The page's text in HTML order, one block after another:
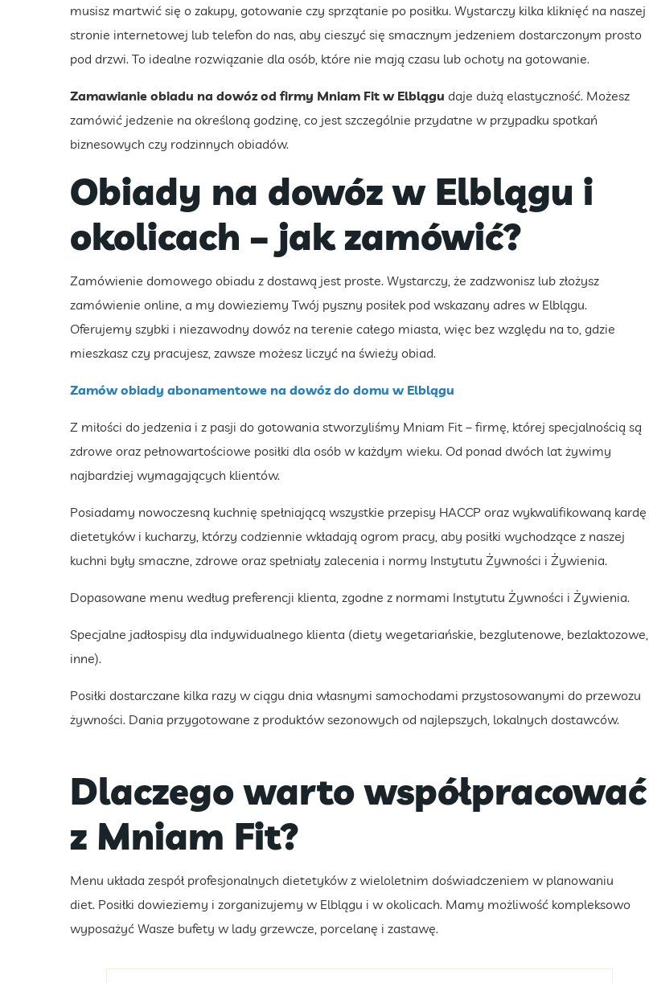
musisz martwić się o zakupy, gotowanie czy sprzątanie po posiłku. Wystarczy kilka kliknięć na naszej
stronie internetowej lub telefon do nas, aby cieszyć się smacznym jedzeniem dostarczonym prosto
pod drzwi. To idealne rozwiązanie dla osób, które nie mają czasu lub ochoty na gotowanie.
Zamawianie obiadu na dowóz od firmy Mniam Fit w Elblągu daje dużą elastyczność. Możesz
zamówić jedzenie na określoną godzinę, co jest szczególnie przydatne w przypadku spotkań
biznesowych czy rodzinnych obiadów.
Obiady na dowóz w Elblągu i
okolicach – jak zamówić?
Zamówienie domowego obiadu z dostawą jest proste. Wystarczy, że zadzwonisz lub złożysz
zamówienie online, a my dowieziemy Twój pyszny posiłek pod wskazany adres w Elblągu.
Oferujemy szybki i niezawodny dowóz na terenie całego miasta, więc bez względu na to, gdzie
mieszkasz czy pracujesz, zawsze możesz liczyć na świeży obiad.
Zamów obiady abonamentowe na dowóz do domu w Elblągu
Z miłości do jedzenia i z pasji do gotowania stworzyliśmy Mniam Fit – firmę, której specjalnością są
zdrowe oraz pełnowartościowe posiłki dla osób w każdym wieku. Od ponad dwóch lat żywimy
najbardziej wymagających klientów.
Posiadamy nowoczesną kuchnię spełniającą wszystkie przepisy HACCP oraz wykwalifikowaną kardę
dietetyków i kucharzy, którzy codziennie wkładają ogrom pracy, aby posiłki wychodzące z naszej
kuchni były smaczne, zdrowe oraz spełniały zalecenia i normy Instytutu Żywności i Żywienia.
Dopasowane menu według preferencji klienta, zgodne z normami Instytutu Żywności i Żywienia.
Specjalne jadłospisy dla indywidualnego klienta (diety wegetariańskie, bezglutenowe, bezlaktozowe,
inne).
Posiłki dostarczane kilka razy w ciągu dnia własnymi samochodami przystosowanymi do przewozu
żywności. Dania przygotowane z produktów sezonowych od najlepszych, lokalnych dostawców.
Dlaczego warto współpracować
z Mniam Fit?
Menu układa zespół profesjonalnych dietetyków z wieloletnim doświadczeniem w planowaniu
diet. Posiłki dowieziemy i zorganizujemy w Elblągu i w okolicach. Mamy możliwość kompleksowo
wyposażyć Wasze bufety w lady grzewcze, porcelanę i zastawę.